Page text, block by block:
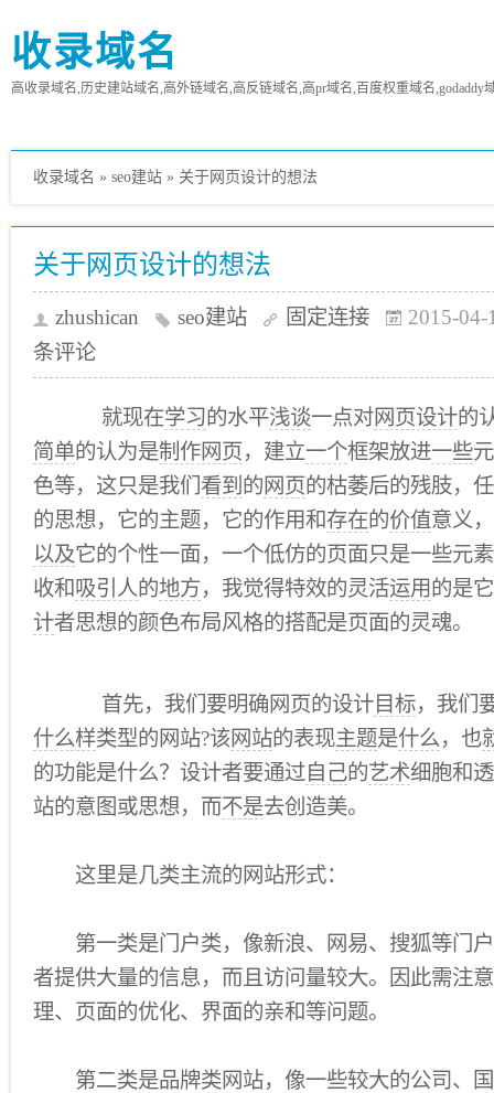
收录域名
高收录域名,历史建站域名,高外链域名,高反链域名,高pr域名,百度权重域名,godaddy
收录域名 » seo建站 » 关于网页设计的想法
关于网页设计的想法
zhushican seo建站 固定连接
2015-04-
条评论
就现在学习的水平浅谈一点对网页设计的
简单的认为是制作网页 ，建立一个框架放进一些
色等，这只是我们 看到 的网页的枯萎后的残肢，
的思想，它的主题，它的作用和存在的价值意义
以及它的个性一面，一个低仿的页面只是一些元
收和吸引人的地方，我觉得特效的灵活运用的是
计者思想的颜色布局风格的搭配是页面的灵魂。
首先，我们要明确网页的设计目标，我们
什么样类型的网站?该网站的表现主题是什么，也
的功能是什么？设计者要通过自己的艺术细胞和
站的意图或思想，而不是去创造美。
这里是几类主流的网站形式：
第一类是门户类，像新浪、网易、搜狐等门户
者提供大量的信息，而且访问量较大。因此需注
理、页面的优化、界面的亲和等问题。
第二类是品牌类网站，像一些较大的公司、国